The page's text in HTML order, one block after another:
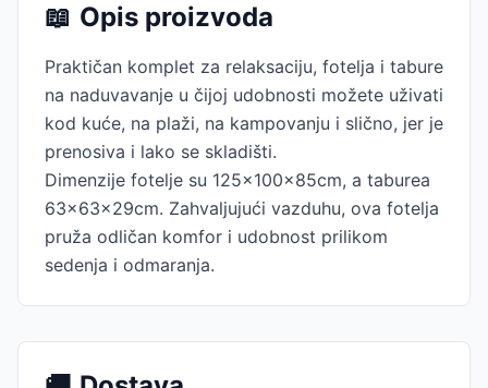
📖 Opis proizvoda
Praktičan komplet za relaksaciju, fotelja i tabure
na naduvavanje u čijoj udobnosti možete uživati
kod kuće, na plaži, na kampovanju i slično, jer je
prenosiva i lako se skladišti.
Dimenzije fotelje su 125x100x85cm, a taburea
63x63x29cm. Zahvaljujući vazduhu, ova fotelja
pruža odličan komfor i udobnost prilikom
sedenja i odmaranja.